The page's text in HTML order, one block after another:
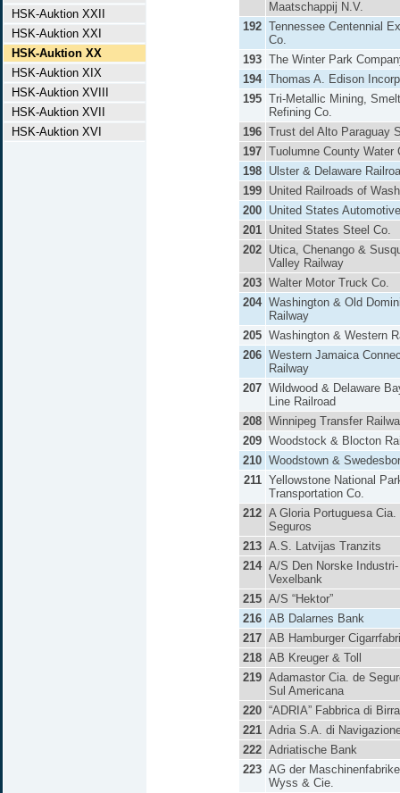
HSK-Auktion XXII
HSK-Auktion XXI
HSK-Auktion XX
HSK-Auktion XIX
HSK-Auktion XVIII
HSK-Auktion XVII
HSK-Auktion XVI
Maatschappij N.V.
192 Tennessee Centennial
Co.
193 The Winter Park
194 Thomas A. Edison
195 Tri-Metallic Mining,
Refining Co.
196 Trust del Alto Paraguay
197 Tuolumne County Water
198 Ulster & Delaware
199 United Railroads of
200 United States
201 United States Steel Co.
202 Utica, Chenango &
Valley Railway
203 Walter Motor Truck Co.
204 Washington & Old
Railway
205 Washington & Western
206 Western Jamaica
Railway
207 Wildwood & Delaware
Line Railroad
208 Winnipeg Transfer
209 Woodstock & Blocton
210 Woodstown &
211 Yellowstone National
Transportation Co.
212 A Gloria Portuguesa Cia.
Seguros
213 A.S. Latvijas Tranzits
214 A/S Den Norske
Vexelbank
215 A/S “Hektor”
216 AB Dalarnes Bank
217 AB Hamburger
218 AB Kreuger & Toll
219 Adamastor Cia. de
Sul Americana
220 “ADRIA” Fabbrica di
221 Adria S.A. di
222 Adriatische Bank
223 AG der
Wyss & Cie.